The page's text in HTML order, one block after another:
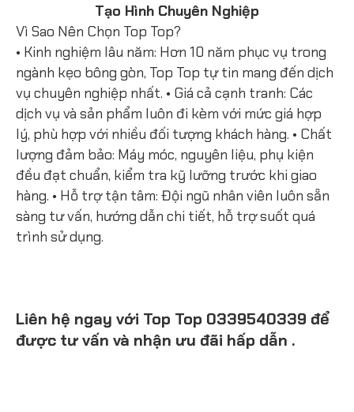
Tạo Hình Chuyên Nghiệp
Vì Sao Nên Chọn Top Top?
• Kinh nghiệm lâu năm: Hơn 10 năm phục vụ trong
ngành kẹo bông gòn, Top Top tự tin mang đến dịch
vụ chuyên nghiệp nhất. • Giá cả cạnh tranh: Các
dịch vụ và sản phẩm luôn đi kèm với mức giá hợp
lý, phù hợp với nhiều đối tượng khách hàng. • Chất
lượng đảm bảo: Máy móc, nguyên liệu, phụ kiện
đều đạt chuẩn, kiểm tra kỹ lưỡng trước khi giao
hàng. • Hỗ trợ tận tâm: Đội ngũ nhân viên luôn sẵn
sàng tư vấn, hướng dẫn chi tiết, hỗ trợ suốt quá
trình sử dụng.
Liên hệ ngay với Top Top 0339540339 để
được tư vấn và nhận ưu đãi hấp dẫn .